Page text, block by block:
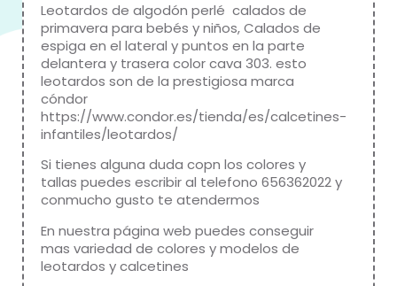
Leotardos de algodón perlé calados de
primavera para bebés y niños, Calados de
espiga en el lateral y puntos en la parte
delantera y trasera color cava 303. esto
leotardos son de la prestigiosa marca
cóndor
https://www.condor.es/tienda/es/calcetines-
infantiles/leotardos/
Si tienes alguna duda copn los colores y
tallas puedes escribir al telefono 656362022 y
conmucho gusto te atendermos
En nuestra página web puedes conseguir
mas variedad de colores y modelos de
leotardos y calcetines